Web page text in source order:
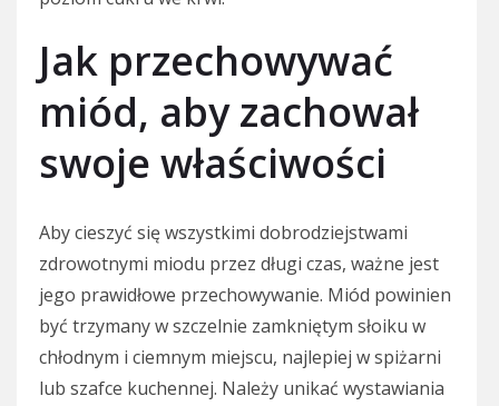
Jak przechowywać
miód, aby zachował
swoje właściwości
Aby cieszyć się wszystkimi dobrodziejstwami
zdrowotnymi miodu przez długi czas, ważne jest
jego prawidłowe przechowywanie. Miód powinien
być trzymany w szczelnie zamkniętym słoiku w
chłodnym i ciemnym miejscu, najlepiej w spiżarni
lub szafce kuchennej. Należy unikać wystawiania